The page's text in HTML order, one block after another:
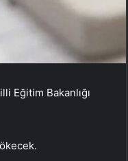
Eğitim Bakanlığı